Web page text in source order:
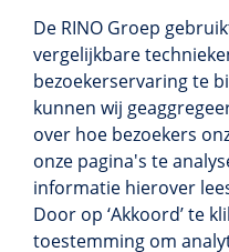
De RINO Groep
vergelijkbare
bezoekerservaring te
kunnen wij
over hoe bezoekers
onze pagina's te
informatie hierover
Door op ‘Akkoord’ te
toestemming om
Meer
Alle
Cedeo-erkend
Blijf op de hoogte